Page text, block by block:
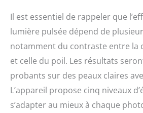
Il est essentiel de rappeler que
lumière pulsée dépend de
notamment du contraste entre la
et celle du poil. Les résultats
probants sur des peaux claires
L’appareil propose cinq niveaux
s’adapter au mieux à chaque